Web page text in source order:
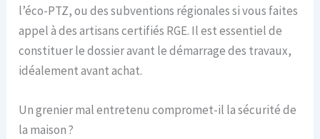
l’éco-PTZ, ou des subventions régionales si vous faites
appel à des artisans certifiés RGE. Il est essentiel de
constituer le dossier avant le démarrage des travaux,
idéalement avant achat.
Un grenier mal entretenu compromet-il la sécurité de
la maison ?